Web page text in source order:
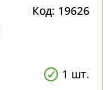
Код: 19626
1 шт.